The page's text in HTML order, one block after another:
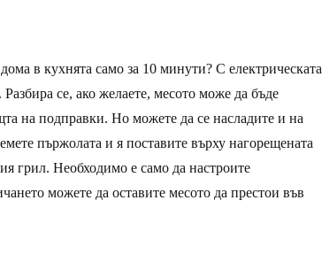
в кухнята само за 10 минути? С електрическата
Разбира се, ако желаете, месото може да бъде
на подправки. Но можете да се насладите и на
пържолата и я поставите върху нагорещената
грил. Необходимо е само да настроите
можете да оставите месото да престои във